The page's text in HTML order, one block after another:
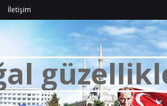
İletişim
al güzellikl